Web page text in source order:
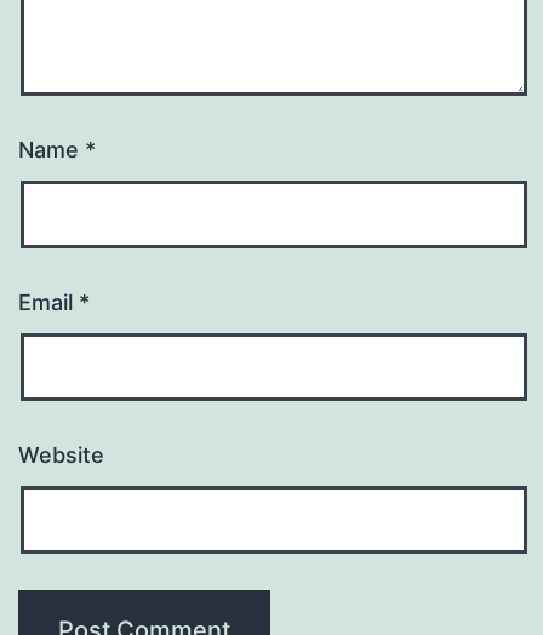
Name *
Email *
Website